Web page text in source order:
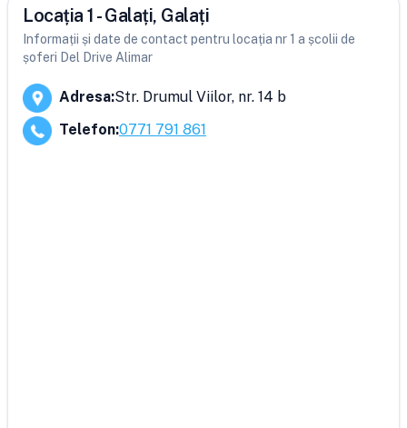
Locația 1 - Galați, Galați
Informații și date de contact pentru locația nr 1 a școlii de
șoferi Del Drive Alimar
Adresa:Str. Drumul Viilor, nr. 14 b
Telefon:0771 791 861